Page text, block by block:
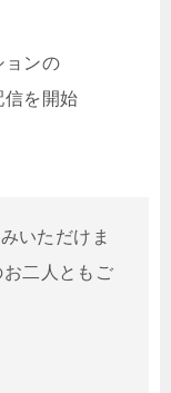
ョンの
信を開始
いただけま
お二人ともご